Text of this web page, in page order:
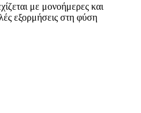
με μονοήμερες και
εξορμήσεις στη φύση